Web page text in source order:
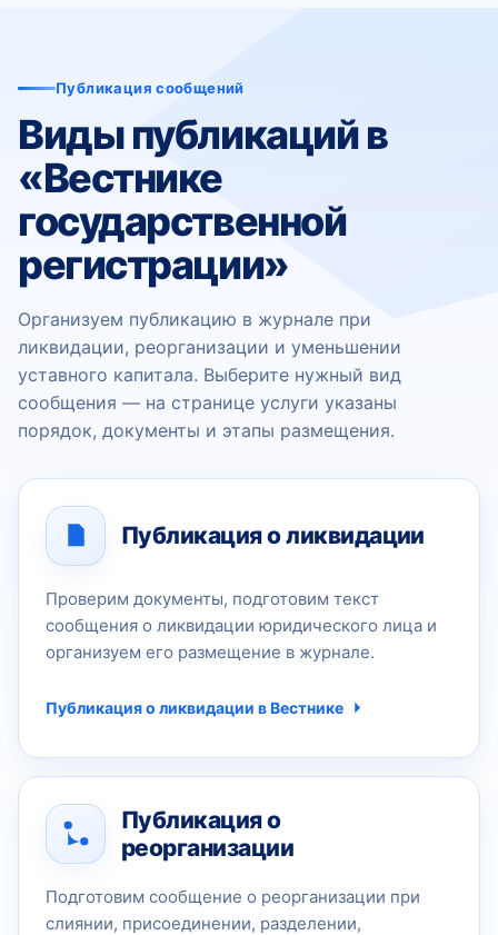
Публикация сообщений
Виды публикаций в
«Вестнике
государственной
регистрации»
Организуем публикацию в журнале при
ликвидации, реорганизации и уменьшении
уставного капитала. Выберите нужный вид
сообщения — на странице услуги указаны
порядок, документы и этапы размещения.
Публикация о ликвидации
Проверим документы, подготовим текст
сообщения о ликвидации юридического лица и
организуем его размещение в журнале.
Публикация о ликвидации в Вестнике
Публикация о
реорганизации
Подготовим сообщение о реорганизации при
слиянии, присоединении, разделении,